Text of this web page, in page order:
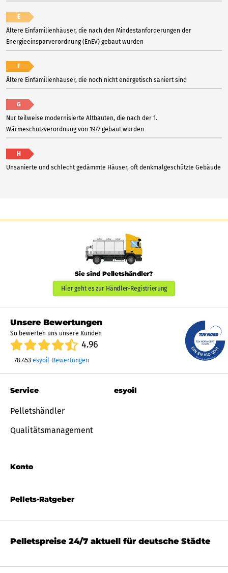
E
Ältere Einfamilienhäuser, die nach den Mindestanforderungen der
Energieeinsparverordnung (EnEV) gebaut wurden
F
Ältere Einfamilienhäuser, die noch nicht energetisch saniert sind
G
Nur teilweise modernisierte Altbauten, die nach der 1.
Wärmeschutzverordnung von 1977 gebaut wurden
H
Unsanierte und schlecht gedämmte Häuser, oft denkmalgeschützte Gebäude
Sie sind Pelletshändler?
Hier geht es zur Händler-Registrierung
Unsere Bewertungen
So bewerten uns unsere Kunden
4.96
78.453 esyoil-Bewertungen
Pellets-Ratgeber
Service
Pelletshändler
Qualitätsmanagement
Konto
esyoil
Pelletspreise 24/7 aktuell für deutsche Städte